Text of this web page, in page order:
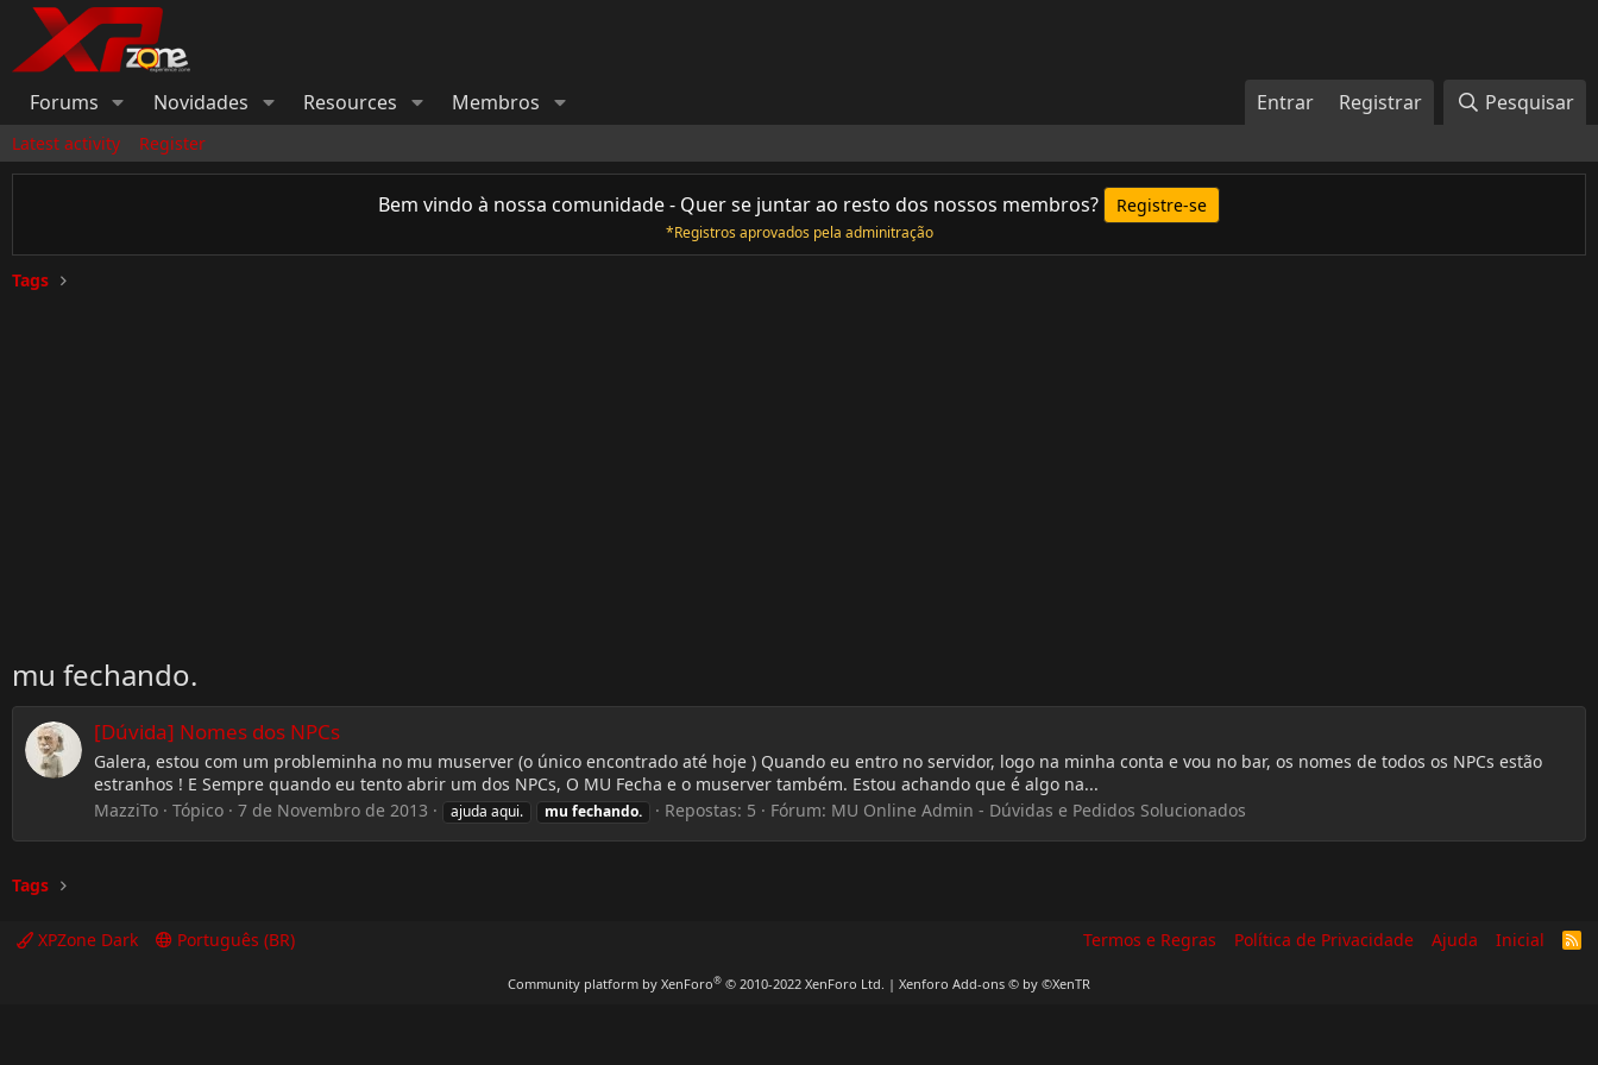
Forums Novidades Resources Membros Entrar Registrar Pesquisar
Latest activity Register
Bem vindo à nossa comunidade - Quer se juntar ao resto dos nossos membros? Registre-se
*Registros aprovados pela adminitração
Tags
mu fechando.
[Dúvida] Nomes dos NPCs
Galera, estou com um probleminha no mu muserver (o único encontrado até hoje ) Quando eu entro no servidor, logo na minha conta e vou no bar, os nomes de todos os NPCs estão
estranhos ! E Sempre quando eu tento abrir um dos NPCs, O MU Fecha e o muserver também. Estou achando que é algo na...
MazziTo
Tópico 7 de Novembro de 2013 ajuda aqui. mu fechando. Repostas: 5 Fórum: MU Online Admin - Dúvidas e Pedidos Solucionados
Tags
XPZone Dark Português (BR) Termos e Regras Política de Privacidade Ajuda Inicial
R
Community platform by XenForo® © 2010-2022 XenForo Ltd. | Xenforo Add-ons © by ©XenTR